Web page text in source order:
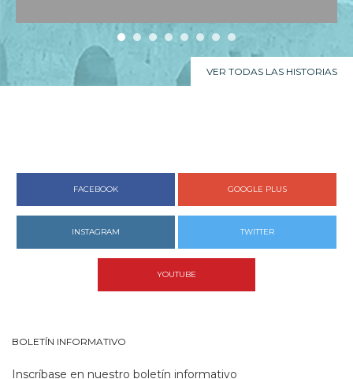
VER TODAS LAS HISTORIAS
FACEBOOK GOOGLE PLUS
INSTAGRAM TWITTER
YOUTUBE
BOLETÍN INFORMATIVO
Inscríbase en nuestro boletín informativo